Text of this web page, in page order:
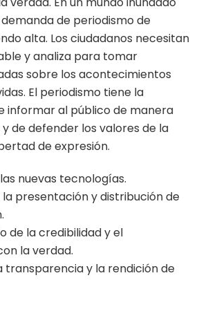
de periodismo de
alta. Los ciudadanos necesitan
y analiza para tomar
sobre los acontecimientos
El periodismo tiene la
informar al público de manera
de defender los valores de la
de expresión.
nuevas tecnologías.
presentación y distribución de
de la credibilidad y el
la verdad.
transparencia y la rendición de